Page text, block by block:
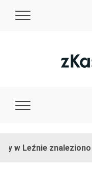
znaleziono granat!